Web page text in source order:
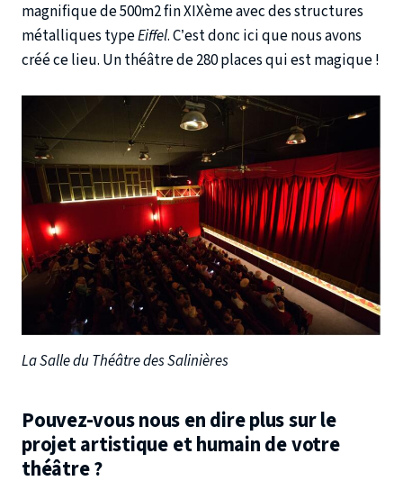
magnifique de 500m2 fin XIXème avec des structures
métalliques typeEiffel. C’est donc ici que nous avons
créé ce lieu. Un théâtre de 280 places qui est magique !
La Salle du Théâtre des Salinières
Pouvez-vous nous en dire plus sur le
projet artistique et humain de votre
théâtre ?